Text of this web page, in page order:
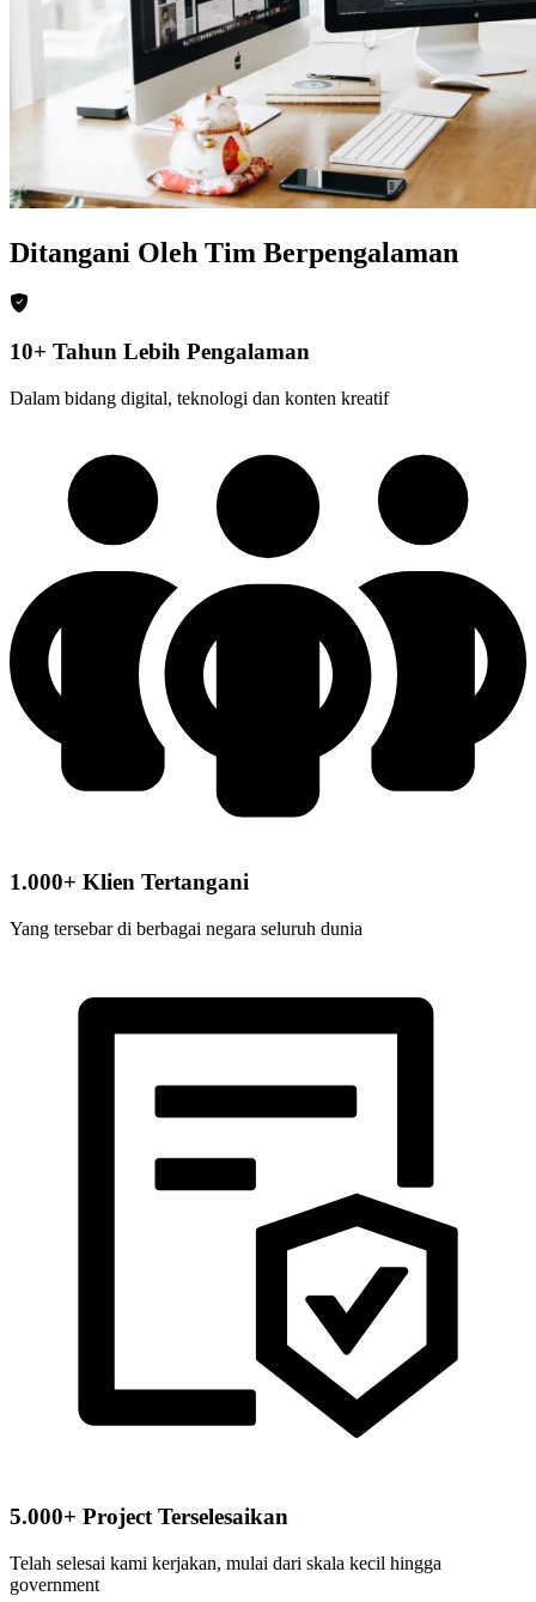
Ditangani Oleh Tim Berpengalaman
10+ Tahun Lebih Pengalaman
Dalam bidang digital, teknologi dan konten kreatif
1.000+ Klien Tertangani
Yang tersebar di berbagai negara seluruh dunia
5.000+ Project Terselesaikan
Telah selesai kami kerjakan, mulai dari skala kecil hingga
government